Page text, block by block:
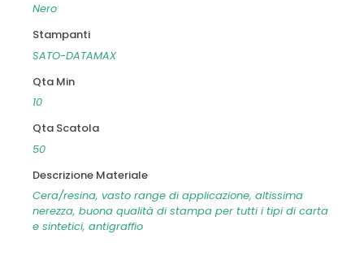
Nero
Stampanti
SATO-DATAMAX
Qta Min
10
Qta Scatola
50
Descrizione Materiale
Cera/resina, vasto range di applicazione, altissima
nerezza, buona qualità di stampa per tutti i tipi di carta
e sintetici, antigraffio